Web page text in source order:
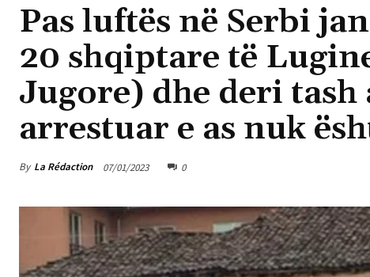
Pas luftës në Serbi
20 shqiptare të
Jugore) dhe deri tash
arrestuar e as nuk
By La Rédaction 07/01/2023 0